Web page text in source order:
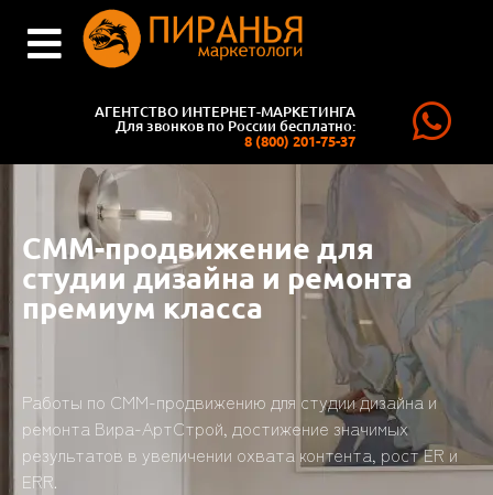
АГЕНТСТВО ИНТЕРНЕТ-МАРКЕТИНГА
Для звонков по России бесплатно:
8 (800) 201-75-37
СММ-продвижение для
студии дизайна и ремонта
премиум класса
Работы по СММ-продвижению для студии дизайна и
ремонта Вира-АртСтрой, достижение значимых
результатов в увеличении охвата контента, рост ER и
ERR.